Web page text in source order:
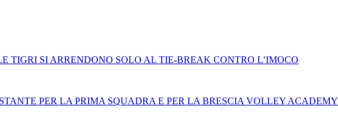
TIGRI SI ARRENDONO SOLO AL TIE-BREAK CONTRO L’IMOCO
PER LA PRIMA SQUADRA E PER LA BRESCIA VOLLEY ACADEMY